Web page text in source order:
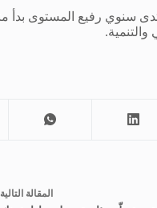
المقالة التالية